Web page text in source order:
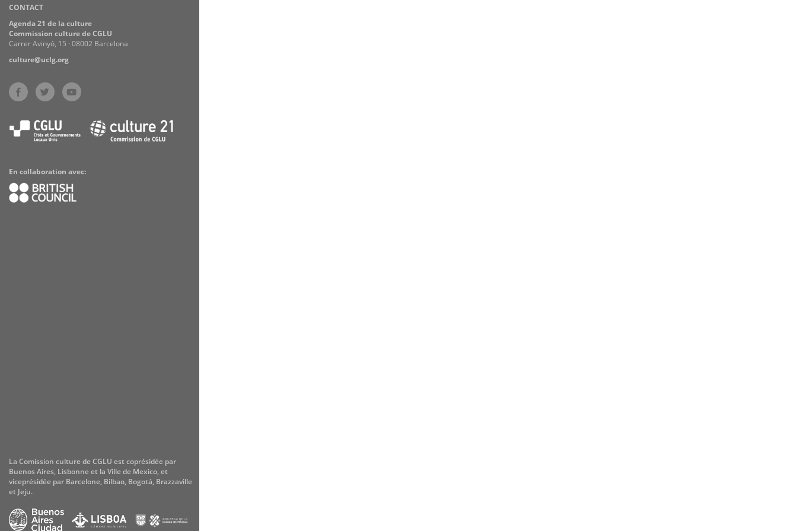
Practices
CONTACT
Agenda 21 de la culture
Commission culture de CGLU
Carrer Avinyó, 15 · 08002 Barcelona
culture@uclg.org
La Comission culture de CGLU est coprésidée par
Buenos Aires, Lisbonne et la Ville de Mexico, et
viceprésidée par Barcelone, Bilbao, Bogotá, Brazzaville
et Jeju.
En collaboration avec: